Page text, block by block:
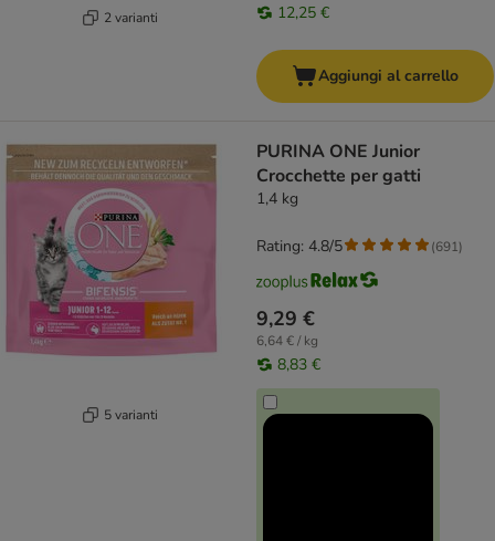
2 varianti 12,25 €
Aggiungi al carrello
5 varianti
PURINA ONE Junior
Crocchette per gatti
1,4 kg
9,29 €
6,64 € / kg
8,83 €
Rating: 4.8/5 (691)